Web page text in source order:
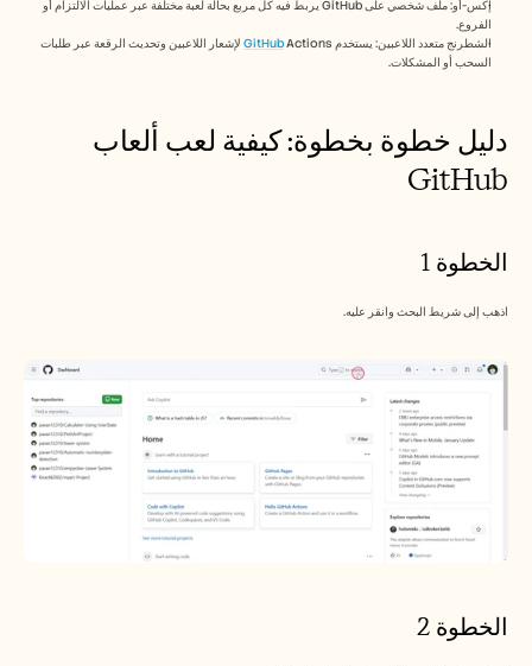
الفروع.
الشطرنج متعدد اللاعبين: يستخدم
GitHub
السحب أو المشكلات.
GitHub
الخطوة 1
اذهب إلى شريط البحث وانقر عليه.
الخطوة 2